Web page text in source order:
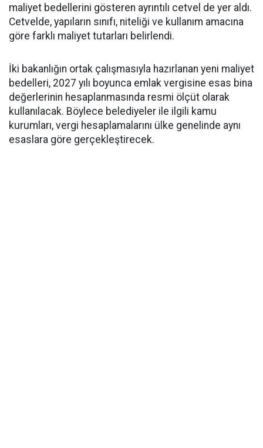
maliyet bedellerini gösteren ayrıntılı cetvel de yer aldı.
Cetvelde, yapıların sınıfı, niteliği ve kullanım amacına
göre farklı maliyet tutarları belirlendi.
İki bakanlığın ortak çalışmasıyla hazırlanan yeni maliyet
bedelleri, 2027 yılı boyunca emlak vergisine esas bina
değerlerinin hesaplanmasında resmi ölçüt olarak
kullanılacak. Böylece belediyeler ile ilgili kamu
kurumları, vergi hesaplamalarını ülke genelinde aynı
esaslara göre gerçekleştirecek.